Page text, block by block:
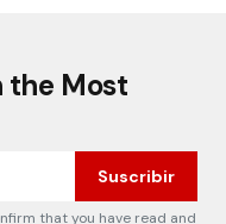
the Most
Suscribir
that you have read and